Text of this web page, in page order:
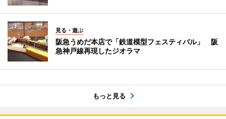
見る・遊ぶ
阪急うめだ本店で「鉄道模型フェスティバル」 阪
急神戸線再現したジオラマ
もっと見る